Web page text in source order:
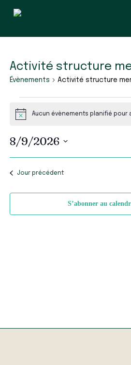
Activité structure
Évènements Activité structure
Évènements
for
août
2026
Notice
Aucun évènements planifié pour
8/9/2026
date.
Jour précédent
S’abonner au